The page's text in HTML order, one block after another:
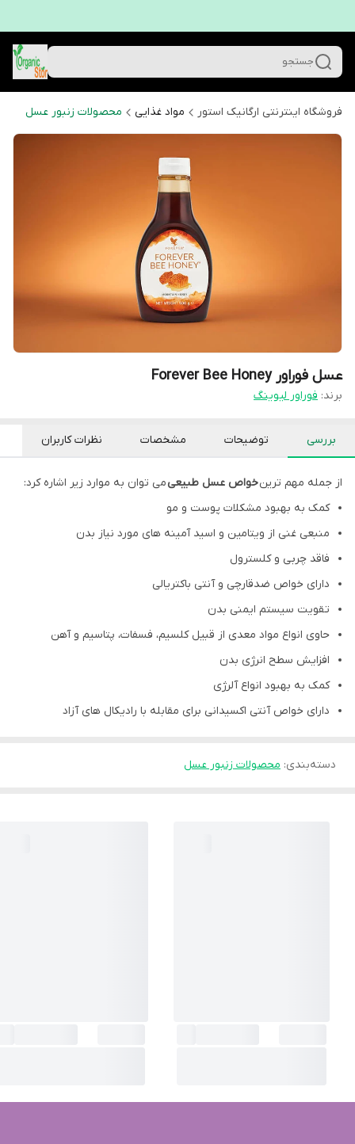
جستجو
فروشگاه اینترنتی ارگانیک استور مواد غذایی محصولات زنبور عسل
عسل فوراور Forever Bee Honey
برند: فوراور لیوینگ
بررسی توضیحات مشخصات نظرات کاربران
از جمله مهم ترینخواص عسل طبیعیمی توان به موارد زیر اشاره کرد:
کمک به بهبود مشکلات پوست و مو
منبعی غنی از ویتامین و اسید آمینه های مورد نیاز بدن
فاقد چربی و کلسترول
دارای خواص ضدقارچی و آنتی باکتریالی
تقویت سیستم ایمنی بدن
حاوی انواع مواد معدی از قبیل کلسیم، فسفات، پتاسیم و آهن
افزایش سطح انرژی بدن
کمک به بهبود انواع آلرژی
دارای خواص آنتی اکسیدانی برای مقابله با رادیکال های آزاد
دسته‌بندی: محصولات زنبور عسل